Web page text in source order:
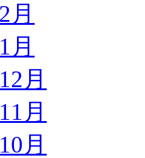
月
月
月
月
月